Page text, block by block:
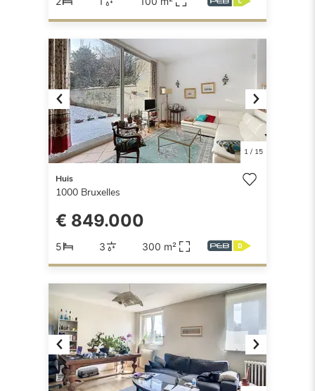
Previous Next
1/ 15
Huis
1000 Bruxelles
€ 849.000
5 3 300 m²
Previous Next